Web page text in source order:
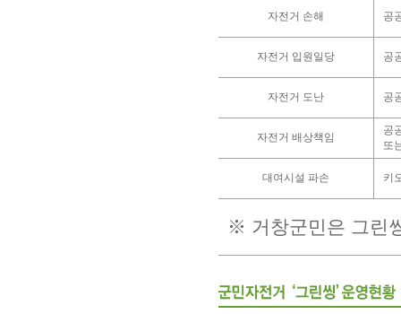
자전거 손해 공
자전거 입원일당 공
자전거 도난 공
자전거 배상책임
공
또
대여시설 파손 키
※ 거창군민은 그린